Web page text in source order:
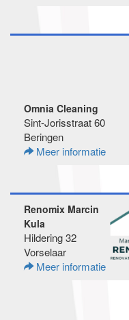
Omnia Cleaning
Sint-Jorisstraat 60
Beringen
Meer informatie
Renomix Marcin
Kula
Hildering 32
Vorselaar
Meer informatie